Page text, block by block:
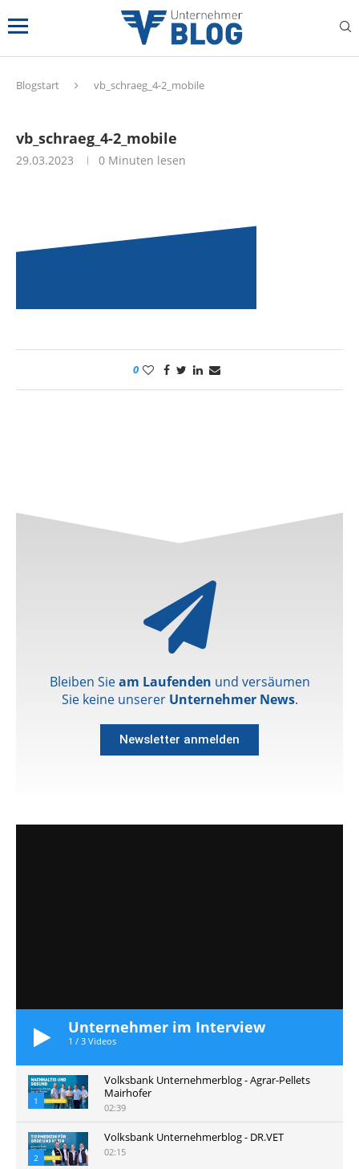
Blogstart vb_schraeg_4-2_mobile
vb_schraeg_4-2_mobile
29.03.2023 0 Minuten lesen
0
Bleiben Sieam Laufenden und versäumen
Sie keine unserer Unternehmer News.
Newsletter anmelden
Unternehmer im Interview
1 / 3 Videos
1
Volksbank Unternehmerblog - Agrar-Pellets
Mairhofer
02:39
2
Volksbank Unternehmerblog - DR.VET
02:15